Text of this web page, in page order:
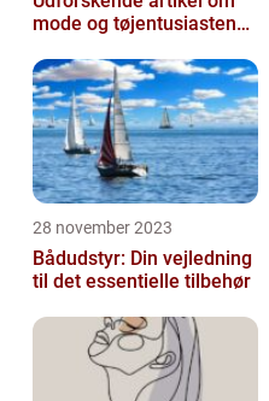
mode og tøjentusiastens
28 november 2023
Bådudstyr: Din vejledning
til det essentielle tilbehør